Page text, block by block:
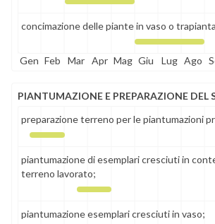
concimazione delle piante in vaso o
Gen Feb Mar Apr Mag Giu Lug Ago
PIANTUMAZIONE E PREPARAZIONE DEL
preparazione terreno per le piantumazioni
piantumazione di esemplari cresciuti in
terreno lavorato;
piantumazione esemplari cresciuti in vaso;